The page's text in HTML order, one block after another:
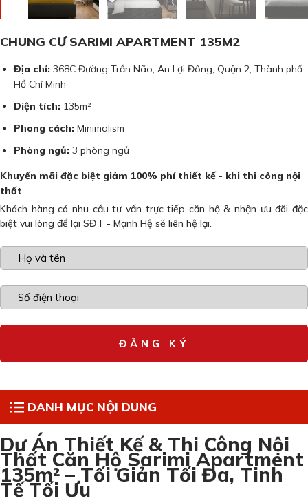
CHUNG CƯ SARIMI APARTMENT 135M2
Địa chỉ: 368C Đường Trần Não, An Lợi Đông, Quận 2, Thành phố
Hồ Chí Minh
Diện tích: 135m²
Phong cách: Minimalism
Phòng ngủ: 3 phòng ngủ
Khuyến mãi đặc biệt giảm 100% phí thiết kế - khi thi công nội
thất
Khách hàng có nhu cầu tư vấn trực tiếp căn hộ & nhận ưu đãi đặc
biệt vui lòng để lại SĐT - Mạnh Hệ sẽ liên hệ lại.
DANH MỤC NỘI DUNG
Dự Án Thiết Kế & Thi Công Nội
Thất Căn Hộ Sarimi Apartment
135m² – Tối Giản Tối Đa, Tinh
Tế Tối Ưu